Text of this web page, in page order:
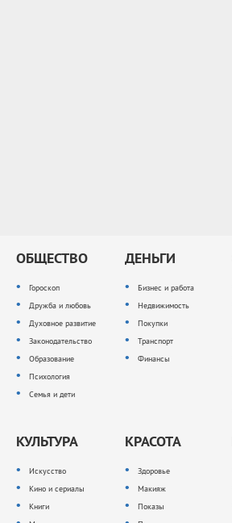
ОБЩЕСТВО
Гороскоп
Дружба и любовь
Духовное развитие
Законодательство
Образование
Психология
Семья и дети
ДЕНЬГИ
Бизнес и работа
Недвижимость
Покупки
Транспорт
Финансы
КУЛЬТУРА
Искусство
Кино и сериалы
Книги
КРАСОТА
Здоровье
Макияж
Показы